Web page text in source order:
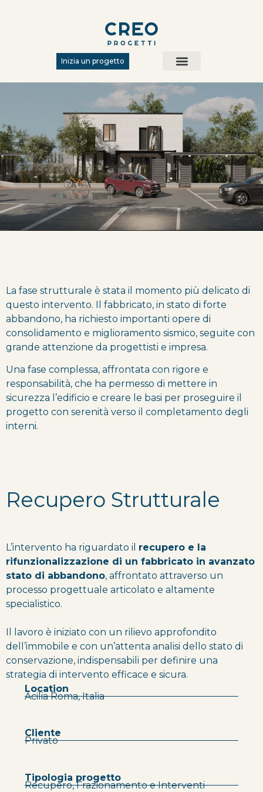
Inizia un progetto
La fase strutturale è stata il momento più delicato di
questo intervento. Il fabbricato, in stato di forte
abbandono, ha richiesto importanti opere di
consolidamento e miglioramento sismico, seguite con
grande attenzione da progettisti e impresa.
Una fase complessa, affrontata con rigore e
responsabilità, che ha permesso di mettere in
sicurezza l’edificio e creare le basi per proseguire il
progetto con serenità verso il completamento degli
interni.
Recupero Strutturale
L’intervento ha riguardato il recupero e la
rifunzionalizzazione di un fabbricato in avanzato
stato di abbandono, affrontato attraverso un
processo progettuale articolato e altamente
specialistico.
Il lavoro è iniziato con un rilievo approfondito
dell’immobile e con un’attenta analisi dello stato di
conservazione, indispensabili per definire una
strategia di intervento efficace e sicura.
Location
Acilia Roma, Italia
Cliente
Privato
Tipologia progetto
Recupero, Frazionamento e Interventi